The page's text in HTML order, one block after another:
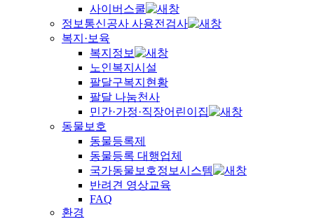
사이버스쿨
정보통신공사 사용전검사
복지·보육
복지정보
노인복지시설
팔달구복지현황
팔달 나눔천사
민간·가정·직장어린이집
동물보호
동물등록제
동물등록 대행업체
국가동물보호정보시스템
반려견 영상교육
FAQ
환경